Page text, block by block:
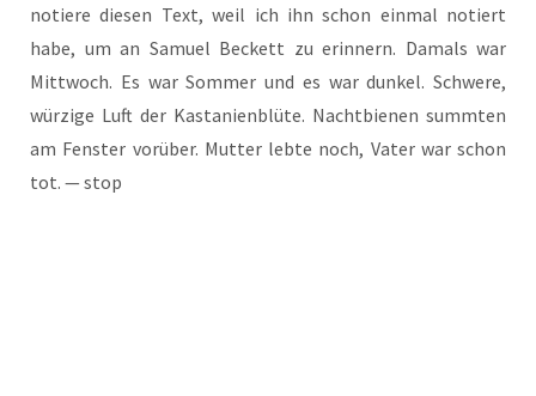
notie­re die­sen Text, weil ich ihn schon ein­mal notiert
habe, um an Samu­el Beckett zu erin­nern. Damals war
Mitt­woch. Es war Som­mer und es war dun­kel. Schwe­re,
wür­zi­ge Luft der Kas­ta­ni­en­blü­te. Nacht­bie­nen summ­ten
am Fens­ter vor­über. Mut­ter leb­te noch, Vater war schon
tot. — stop